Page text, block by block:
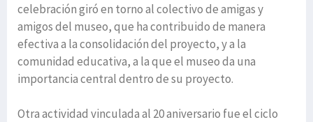
celebración giró en torno al colectivo de amigas y
amigos del museo, que ha contribuido de manera
efectiva a la consolidación del proyecto, y a la
comunidad educativa, a la que el museo da una
importancia central dentro de su proyecto.
Otra actividad vinculada al 20 aniversario fue el ciclo